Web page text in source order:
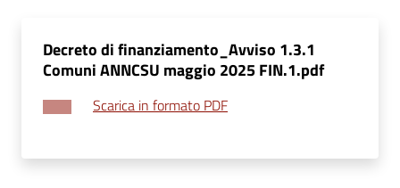
Decreto di finanziamento_Avviso 1.3.1
Comuni ANNCSU maggio 2025 FIN.1.pdf
Scarica in formato PDF